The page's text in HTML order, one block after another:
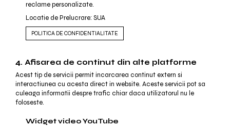
reclame personalizate.
Locatie de Prelucrare: SUA
POLITICA DE CONFIDENTIALITATE
4. Afisarea de continut din alte platforme
Acest tip de servicii permit incarcarea continut extern si
interactiunea cu acesta direct in website. Aceste servicii pot sa
culeaga informatii despre trafic chiar daca utilizatorul nu le
foloseste.
Widget video YouTube